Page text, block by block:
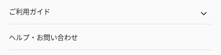
ご利用ガイド
ヘルプ・お問い合わせ